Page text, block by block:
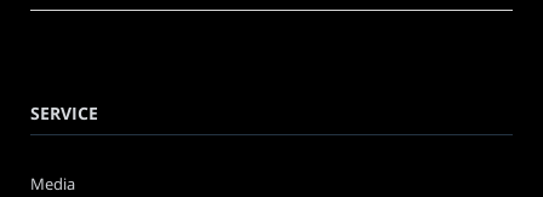
SERVICE
Media